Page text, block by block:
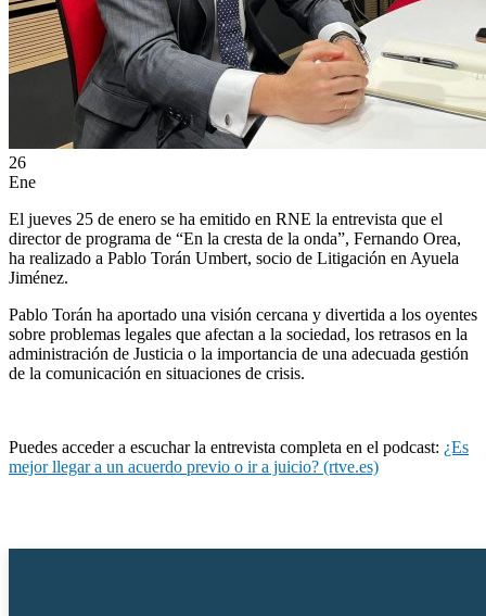
EN
26
Ene
El jueves 25 de enero se ha emitido en RNE la entrevista que el
director de programa de “En la cresta de la onda”, Fernando Orea,
ha realizado a Pablo Torán Umbert, socio de Litigación en Ayuela
Jiménez.
Pablo Torán ha aportado una visión cercana y divertida a los oyentes
sobre problemas legales que afectan a la sociedad, los retrasos en la
administración de Justicia o la importancia de una adecuada gestión
de la comunicación en situaciones de crisis.
Puedes acceder a escuchar la entrevista completa en el podcast: ¿Es
mejor llegar a un acuerdo previo o ir a juicio? (rtve.es)